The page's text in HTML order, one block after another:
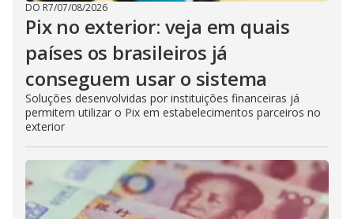
DO R7/07/08/2026
Pix no exterior: veja em quais
países os brasileiros já
conseguem usar o sistema
Soluções desenvolvidas por instituições financeiras já
permitem utilizar o Pix em estabelecimentos parceiros no
exterior